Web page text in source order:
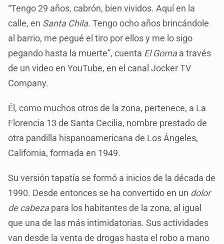
“Tengo 29 años, cabrón, bien vividos. Aquí en la
calle, en Santa Chila. Tengo ocho años brincándole
al barrio, me pegué el tiro por ellos y me lo sigo
pegando hasta la muerte”, cuenta El Gomaa través
de un video en YouTube, en el canal Jocker TV
Company.
Él, como muchos otros de la zona, pertenece, a La
Florencia 13 de Santa Cecilia, nombre prestado de
otra pandilla hispanoamericana de Los Ángeles,
California, formada en 1949.
Su versión tapatía se formó a inicios de la década de
1990. Desde entonces se ha convertido en un dolor
de cabezapara los habitantes de la zona, al igual
que una de las más intimidatorias. Sus actividades
van desde la venta de drogas hasta el robo a mano